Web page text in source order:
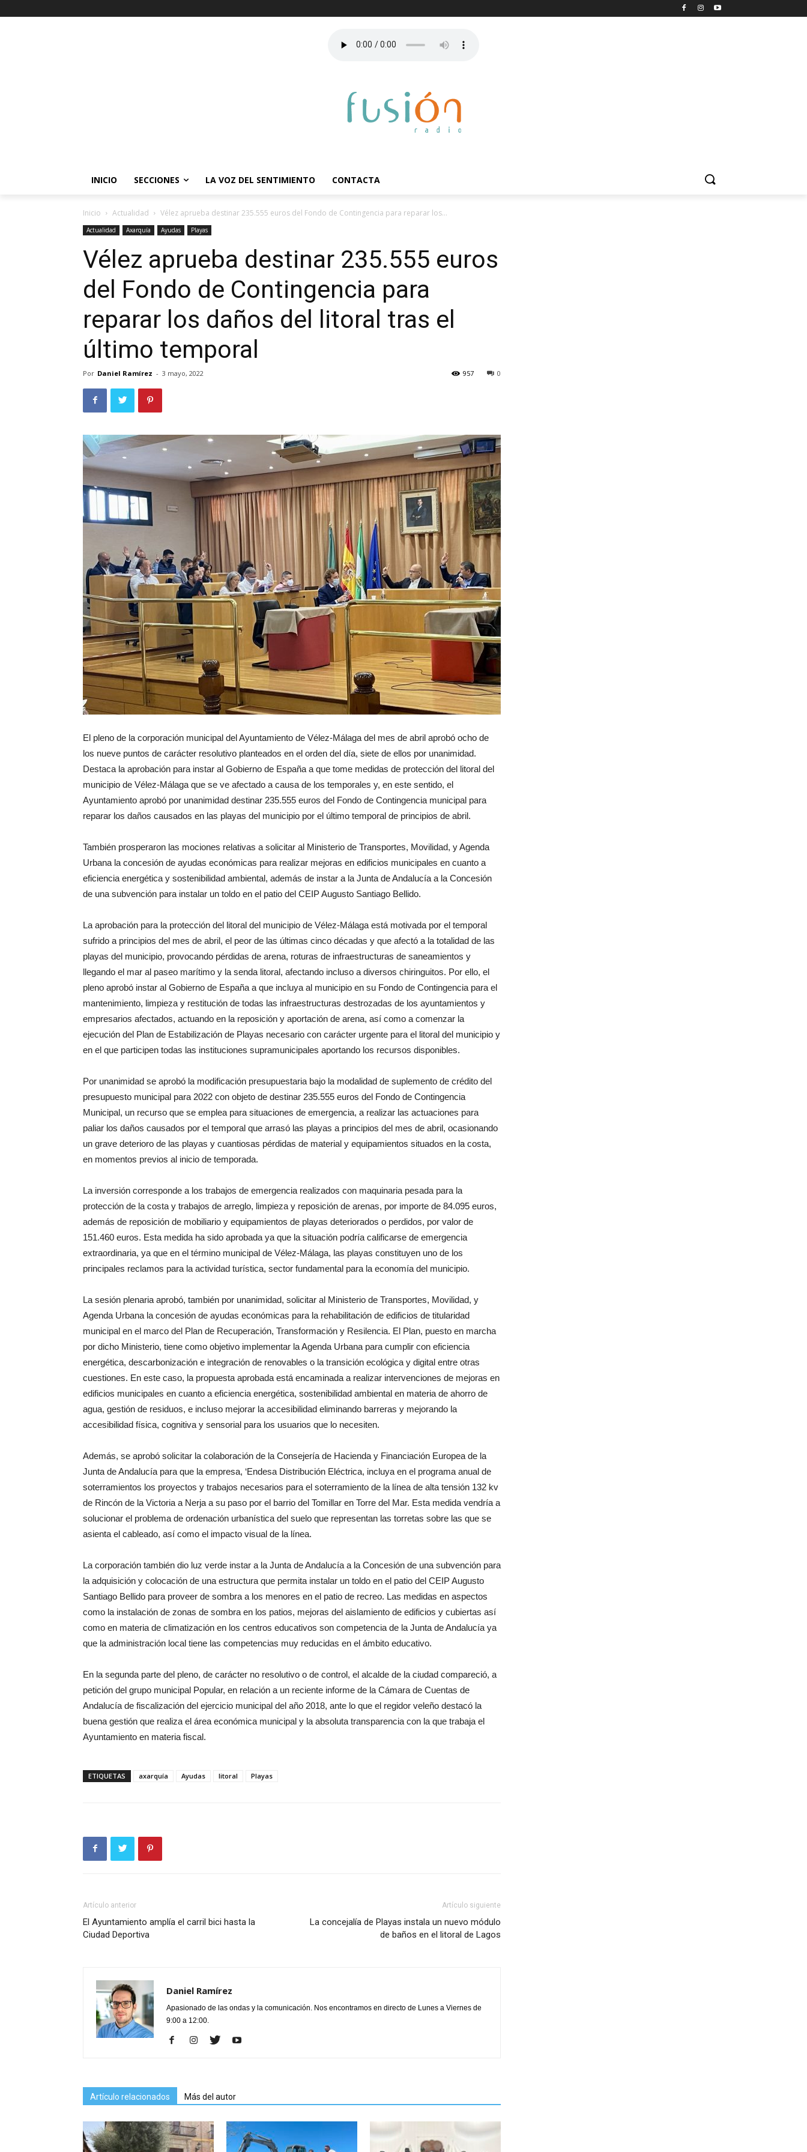
INICIO SECCIONES LA VOZ DEL SENTIMIENTO CONTACTA
Inicio Actualidad Vélez aprueba destinar 235.555 euros del Fondo de Contingencia para reparar los...
Actualidad Axarquía Ayudas Playas
Vélez aprueba destinar 235.555 euros
del Fondo de Contingencia para
reparar los daños del litoral tras el
último temporal
Por Daniel Ramírez - 3 mayo, 2022 0
957
El pleno de la corporación municipal del Ayuntamiento de Vélez-Málaga del mes de abril aprobó ocho de
los nueve puntos de carácter resolutivo planteados en el orden del día, siete de ellos por unanimidad.
Destaca la aprobación para instar al Gobierno de España a que tome medidas de protección del litoral del
municipio de Vélez-Málaga que se ve afectado a causa de los temporales y, en este sentido, el
Ayuntamiento aprobó por unanimidad destinar 235.555 euros del Fondo de Contingencia municipal para
reparar los daños causados en las playas del municipio por el último temporal de principios de abril.
También prosperaron las mociones relativas a solicitar al Ministerio de Transportes, Movilidad, y Agenda
Urbana la concesión de ayudas económicas para realizar mejoras en edificios municipales en cuanto a
eficiencia energética y sostenibilidad ambiental, además de instar a la Junta de Andalucía a la Concesión
de una subvención para instalar un toldo en el patio del CEIP Augusto Santiago Bellido.
La aprobación para la protección del litoral del municipio de Vélez-Málaga está motivada por el temporal
sufrido a principios del mes de abril, el peor de las últimas cinco décadas y que afectó a la totalidad de las
playas del municipio, provocando pérdidas de arena, roturas de infraestructuras de saneamientos y
llegando el mar al paseo marítimo y la senda litoral, afectando incluso a diversos chiringuitos. Por ello, el
pleno aprobó instar al Gobierno de España a que incluya al municipio en su Fondo de Contingencia para el
mantenimiento, limpieza y restitución de todas las infraestructuras destrozadas de los ayuntamientos y
empresarios afectados, actuando en la reposición y aportación de arena, así como a comenzar la
ejecución del Plan de Estabilización de Playas necesario con carácter urgente para el litoral del municipio y
en el que participen todas las instituciones supramunicipales aportando los recursos disponibles.
Por unanimidad se aprobó la modificación presupuestaria bajo la modalidad de suplemento de crédito del
presupuesto municipal para 2022 con objeto de destinar 235.555 euros del Fondo de Contingencia
Municipal, un recurso que se emplea para situaciones de emergencia, a realizar las actuaciones para
paliar los daños causados por el temporal que arrasó las playas a principios del mes de abril, ocasionando
un grave deterioro de las playas y cuantiosas pérdidas de material y equipamientos situados en la costa,
en momentos previos al inicio de temporada.
La inversión corresponde a los trabajos de emergencia realizados con maquinaria pesada para la
protección de la costa y trabajos de arreglo, limpieza y reposición de arenas, por importe de 84.095 euros,
además de reposición de mobiliario y equipamientos de playas deteriorados o perdidos, por valor de
151.460 euros. Esta medida ha sido aprobada ya que la situación podría calificarse de emergencia
extraordinaria, ya que en el término municipal de Vélez-Málaga, las playas constituyen uno de los
principales reclamos para la actividad turística, sector fundamental para la economía del municipio.
La sesión plenaria aprobó, también por unanimidad, solicitar al Ministerio de Transportes, Movilidad, y
Agenda Urbana la concesión de ayudas económicas para la rehabilitación de edificios de titularidad
municipal en el marco del Plan de Recuperación, Transformación y Resilencia. El Plan, puesto en marcha
por dicho Ministerio, tiene como objetivo implementar la Agenda Urbana para cumplir con eficiencia
energética, descarbonización e integración de renovables o la transición ecológica y digital entre otras
cuestiones. En este caso, la propuesta aprobada está encaminada a realizar intervenciones de mejoras en
edificios municipales en cuanto a eficiencia energética, sostenibilidad ambiental en materia de ahorro de
agua, gestión de residuos, e incluso mejorar la accesibilidad eliminando barreras y mejorando la
accesibilidad física, cognitiva y sensorial para los usuarios que lo necesiten.
Además, se aprobó solicitar la colaboración de la Consejería de Hacienda y Financiación Europea de la
Junta de Andalucía para que la empresa, ‘Endesa Distribución Eléctrica, incluya en el programa anual de
soterramientos los proyectos y trabajos necesarios para el soterramiento de la línea de alta tensión 132 kv
de Rincón de la Victoria a Nerja a su paso por el barrio del Tomillar en Torre del Mar. Esta medida vendría a
solucionar el problema de ordenación urbanística del suelo que representan las torretas sobre las que se
asienta el cableado, así como el impacto visual de la línea.
La corporación también dio luz verde instar a la Junta de Andalucía a la Concesión de una subvención para
la adquisición y colocación de una estructura que permita instalar un toldo en el patio del CEIP Augusto
Santiago Bellido para proveer de sombra a los menores en el patio de recreo. Las medidas en aspectos
como la instalación de zonas de sombra en los patios, mejoras del aislamiento de edificios y cubiertas así
como en materia de climatización en los centros educativos son competencia de la Junta de Andalucía ya
que la administración local tiene las competencias muy reducidas en el ámbito educativo.
En la segunda parte del pleno, de carácter no resolutivo o de control, el alcalde de la ciudad compareció, a
petición del grupo municipal Popular, en relación a un reciente informe de la Cámara de Cuentas de
Andalucía de fiscalización del ejercicio municipal del año 2018, ante lo que el regidor veleño destacó la
buena gestión que realiza el área económica municipal y la absoluta transparencia con la que trabaja el
Ayuntamiento en materia fiscal.
ETIQUETAS axarquía Ayudas litoral Playas
Artículo anterior
El Ayuntamiento amplía el carril bici hasta la
Ciudad Deportiva
Artículo siguiente
La concejalía de Playas instala un nuevo módulo
de baños en el litoral de Lagos
Daniel Ramírez
Apasionado de las ondas y la comunicación. Nos encontramos en directo de Lunes a Viernes de
9:00 a 12:00.
Artículo relacionados Más del autor